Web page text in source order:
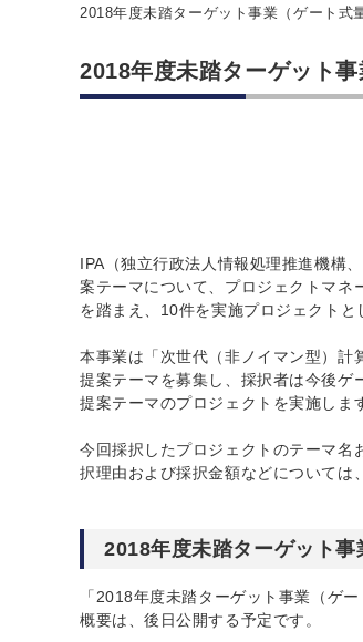
2018年度未踏ターゲット事業（ゲート式
2018年度未踏ターゲット
IPA（独立行政法人情報処理推進機構
案テーマについて、プロジェクトマネ
を踏まえ、10件を実施プロジェクトと
本事業は「次世代（非ノイマン型）計
提案テーマを募集し、採択者は今後ゲ
提案テーマのプロジェクトを実施しま
今回採択したプロジェクトのテーマ名
択理由および採択金額などについては
2018年度未踏ターゲット
「2018年度未踏ターゲット事業（ゲ
概要は、後日公開する予定です。